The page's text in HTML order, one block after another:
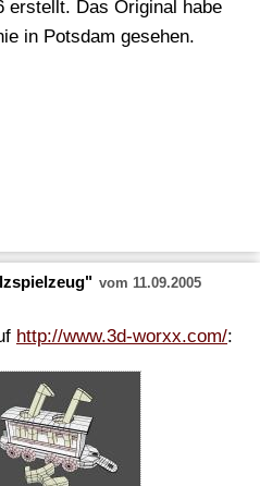
erstellt. Das Original habe
in Potsdam gesehen.
vom 11.09.2005
http://www.3d-worxx.com/: